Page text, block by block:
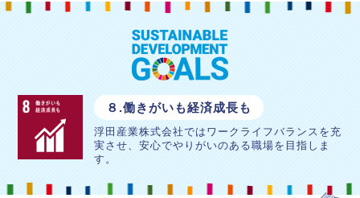
８.働きがいも経済成長も
浮田産業株式会社ではワークライフバランスを充
実させ、安心でやりがいのある職場を目指しま
す。